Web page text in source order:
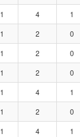
1 4 1
1 2 0
1 2 0
1 2 0
1 4 1
1 2 0
1 4 1